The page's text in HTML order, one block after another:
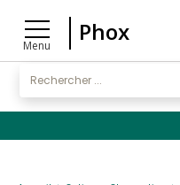
Menu
Phox